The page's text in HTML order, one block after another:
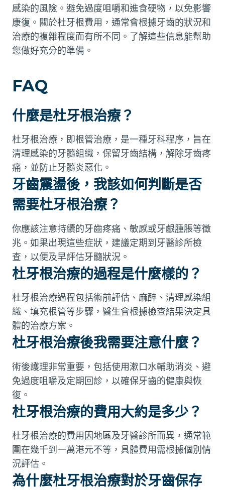
感染的風險。避免過度咀嚼和進食硬物，以免影響
康復。關於杜牙根費用，通常會根據牙齒的狀況和
治療的複雜程度而有所不同。了解這些信息能幫助
您做好充分的準備。
FAQ
什麼是杜牙根治療？
杜牙根治療，即根管治療，是一種牙科程序，旨在
清理感染的牙髓組織，保留牙齒結構，解除牙齒疼
痛，並防止牙髓炎惡化。
牙齒震盪後，我該如何判斷是否
需要杜牙根治療？
你應該注意持續的牙齒疼痛、敏感或牙齦腫脹等徵
兆。如果出現這些症狀，建議定期到牙醫診所檢
查，以便及早評估牙髓狀況。
杜牙根治療的過程是什麼樣的？
杜牙根治療過程包括術前評估、麻醉、清理感染組
織、填充根管等步驟，醫生會根據檢查結果決定具
體的治療方案。
杜牙根治療後我需要注意什麼？
術後護理非常重要，包括使用漱口水輔助消炎、避
免過度咀嚼及定期回診，以確保牙齒的健康與恢
復。
杜牙根治療的費用大約是多少？
杜牙根治療的費用因地區及牙醫診所而異，通常範
圍在幾千到一萬港元不等，具體費用需根據個別情
況評估。
為什麼杜牙根治療對於牙齒保存